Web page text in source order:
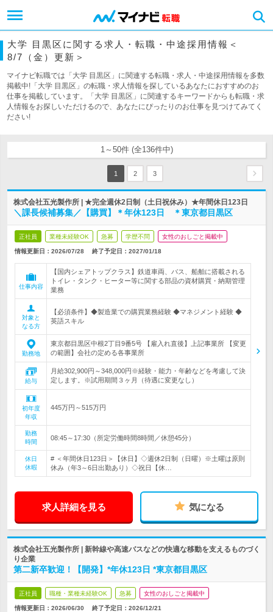
大学 目黒区に関する求人・転職・中途採用情報＜
8/7（金）更新＞
マイナビ転職では「大学 目黒区」に関連する転職・求人・中途採用情報を多数
掲載中!「大学 目黒区」の転職・求人情報を探しているあなたにおすすめのお
仕事を掲載しています。「大学 目黒区」に関連するキーワードからも転職・求
人情報をお探しいただけるので、あなたにぴったりのお仕事を見つけてみてく
ださい!
1～50件 (全136件中)
1 2 3
株式会社五光製作所 | ★完全週休2日制（土日祝休み）★年間休日123日
＼課長候補募集／【購買】＊年休123日 ＊東京都目黒区
正社員 業種未経験OK 急募 学歴不問 女性のおしごと掲載中
情報更新日：2026/07/28 終了予定日： 2027/01/18
仕事内容
【国内シェアトップクラス】鉄道車両、バス、船舶に搭載される
トイレ・タンク・ヒーター等に関する部品の資材購買・納期管理
業務
対象と
なる方
【必須条件】◆製造業での購買業務経験 ◆マネジメント経験 ◆
英語スキル
勤務地
東京都目黒区中根2丁目9番5号 【雇入れ直後】上記事業所 【変更
の範囲】会社の定める各事業所
給与
月給302,900円～348,000円※経験・能力・年齢などを考慮して決
定します。※試用期間３ヶ月（待遇に変更なし）
初年度
年収
445万円～515万円
勤務
時間
08:45～17:30（所定労働時間8時間／休憩45分）
休日
休暇
# ＜年間休日123日＞【休日】◇週休2日制（日曜）※土曜は原則
休み（年3～6日出勤あり）◇祝日【休…
求人詳細を見る 気になる
株式会社五光製作所 | 新幹線や高速バスなどの快適な移動を支えるものづく
り企業
第二新卒歓迎！【開発】*年休123日 *東京都目黒区
正社員 職種・業種未経験OK 急募 女性のおしごと掲載中
情報更新日：2026/06/30 終了予定日： 2026/12/21